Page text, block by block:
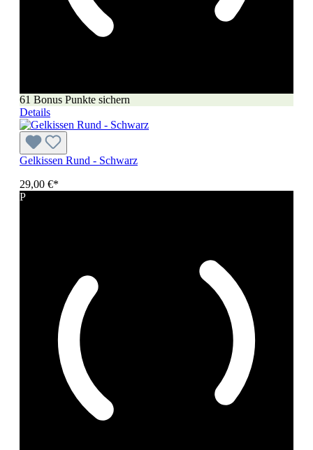
61 Bonus Punkte sichern
Details
Gelkissen Rund - Schwarz
29,00 €*
P